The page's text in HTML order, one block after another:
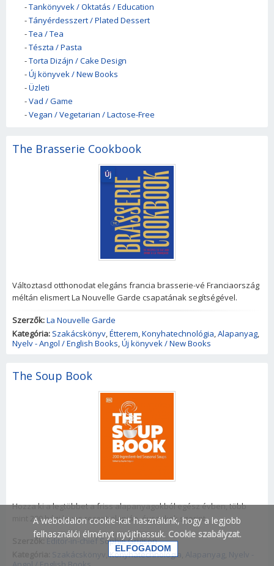
-Tankönyvek / Oktatás / Education
-Tányérdesszert / Plated Dessert
-Tea / Tea
-Tészta / Pasta
-Torta Dizájn / Cake Design
-Új könyvek / New Books
-Üzleti
-Vad / Game
-Vegan / Vegetarian / Lactose-Free
The Brasserie Cookbook
Új
Változtasd otthonodat elegáns francia brasserie-vé Franciaország
méltán elismert La Nouvelle Garde csapatának segítségével.
Szerzők:La Nouvelle Garde
Kategória: Szakácskönyv,Étterem,Konyhatechnológia,Alapanyag,
Nyelv - Angol / English Books,Új könyvek / New Books
The Soup Book
Hozza ki a legtöbbet a friss alapanyagokból egész évben, több
mint 200 házi leves recept alapján, évszakok szerint.
Szerzők: Editor-in-chief Sophie Grigson
Szakácskönyv ,Konyhatechnológia Alapanyag Nyelv -
A weboldalon cookie-kat használunk, hogy a legjobb
felhasználói élményt nyújthassuk. Cookie szabályzat.